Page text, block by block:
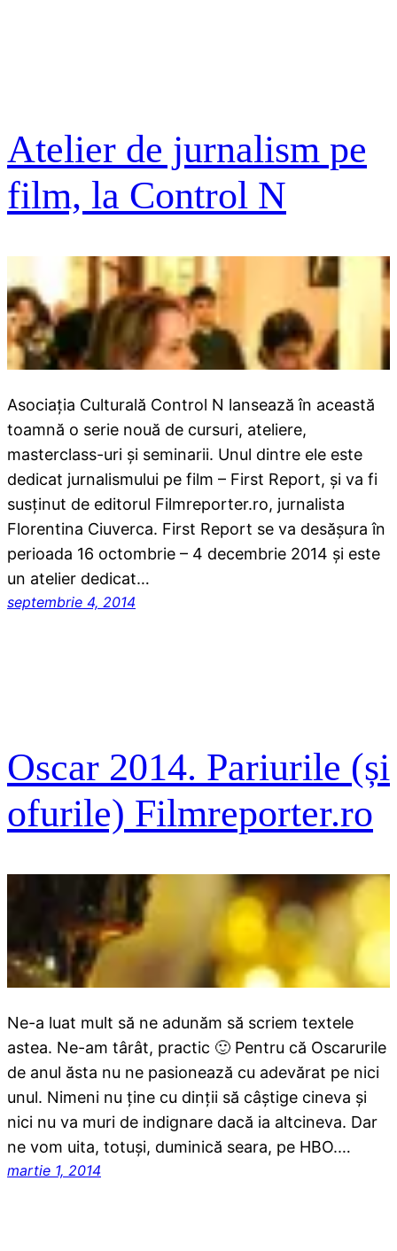
Atelier de jurnalism pe
film, la Control N
Asociația Culturală Control N lansează în această
toamnă o serie nouă de cursuri, ateliere,
masterclass-uri și seminarii. Unul dintre ele este
dedicat jurnalismului pe film – First Report, și va fi
susținut de editorul Filmreporter.ro, jurnalista
Florentina Ciuverca. First Report se va desășura în
perioada 16 octombrie – 4 decembrie 2014 și este
un atelier dedicat…
septembrie 4, 2014
Oscar 2014. Pariurile (și
ofurile) Filmreporter.ro
Ne-a luat mult să ne adunăm să scriem textele
astea. Ne-am târât, practic 🙂 Pentru că Oscarurile
de anul ăsta nu ne pasionează cu adevărat pe nici
unul. Nimeni nu ține cu dinții să câștige cineva și
nici nu va muri de indignare dacă ia altcineva. Dar
ne vom uita, totuși, duminică seara, pe HBO.…
martie 1, 2014